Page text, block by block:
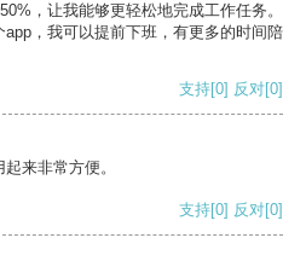
，让我能够更轻松地完成工作任务。
，我可以提前下班，有更多的时间陪
支持[0] 反对[0]
来非常方便。
支持[0] 反对[0]